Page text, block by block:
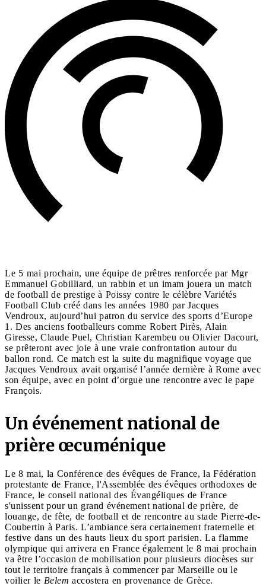
Le 5 mai prochain, une équipe de prêtres renforcée par Mgr
Emmanuel Gobilliard, un rabbin et un imam jouera un match
de football de prestige à Poissy contre le célèbre Variétés
Football Club créé dans les années 1980 par Jacques
Vendroux, aujourd’hui patron du service des sports d’Europe
1. Des anciens footballeurs comme Robert Pirès, Alain
Giresse, Claude Puel, Christian Karembeu ou Olivier Dacourt,
se prêteront avec joie à une vraie confrontation autour du
ballon rond. Ce match est la suite du magnifique voyage que
Jacques Vendroux avait organisé l’année dernière à Rome avec
son équipe, avec en point d’orgue une rencontre avec le pape
François.
Un événement national de
prière œcuménique
Le 8 mai, la Conférence des évêques de France, la Fédération
protestante de France, l'Assemblée des évêques orthodoxes de
France, le conseil national des Évangéliques de France
s'unissent pour un grand événement national de prière, de
louange, de fête, de football et de rencontre au stade Pierre-de-
Coubertin à Paris. L’ambiance sera certainement fraternelle et
festive dans un des hauts lieux du sport parisien. La flamme
olympique qui arrivera en France également le 8 mai prochain
va être l’occasion de mobilisation pour plusieurs diocèses sur
tout le territoire français à commencer par Marseille ou le
voilier le Belem accostera en provenance de Grèce.